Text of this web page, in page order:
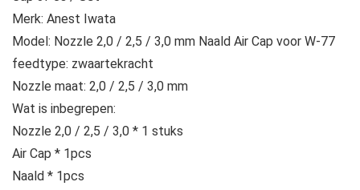
Merk: Anest Iwata
Model: Nozzle 2,0 / 2,5 / 3,0 mm Naald Air Cap voor W-77
feedtype: zwaartekracht
Nozzle maat: 2,0 / 2,5 / 3,0 mm
Wat is inbegrepen:
Nozzle 2,0 / 2,5 / 3,0 * 1 stuks
Air Cap * 1pcs
Naald * 1pcs